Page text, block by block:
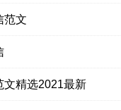
范文
文精选2021最新